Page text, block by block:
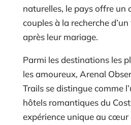
naturelles, le pays offre un
couples à la recherche
après leur mariage.
Parmi les destinations les
les amoureux, Arenal
Trails se distingue comme
hôtels romantiques du
expérience unique au cœur